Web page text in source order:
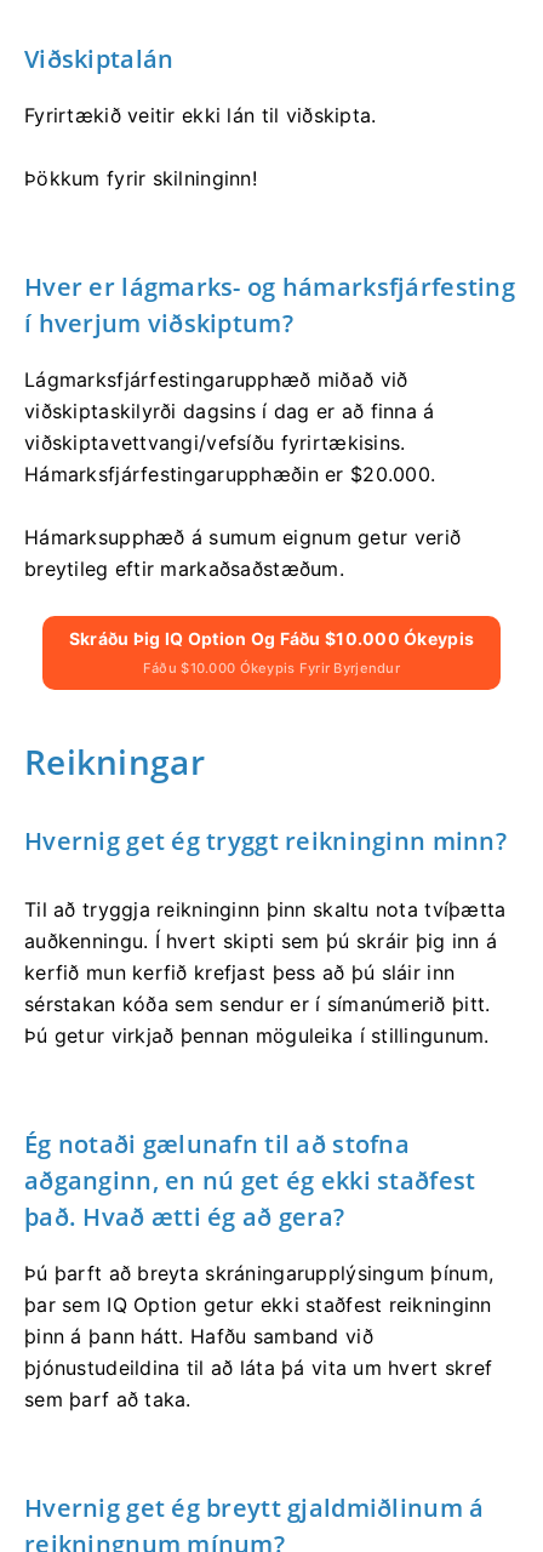
Viðskiptalán
Fyrirtækið veitir ekki lán til viðskipta.
Þökkum fyrir skilninginn!
Hver er lágmarks- og hámarksfjárfesting
í hverjum viðskiptum?
Lágmarksfjárfestingarupphæð miðað við
viðskiptaskilyrði dagsins í dag er að finna á
viðskiptavettvangi/vefsíðu fyrirtækisins.
Hámarksfjárfestingarupphæðin er $20.000.
Hámarksupphæð á sumum eignum getur verið
breytileg eftir markaðsaðstæðum.
Skráðu Þig IQ Option Og Fáðu $10.000 Ókeypis
Fáðu $10.000 Ókeypis Fyrir Byrjendur
Reikningar
Hvernig get ég tryggt reikninginn minn?
Til að tryggja reikninginn þinn skaltu nota tvíþætta
auðkenningu. Í hvert skipti sem þú skráir þig inn á
kerfið mun kerfið krefjast þess að þú sláir inn
sérstakan kóða sem sendur er í símanúmerið þitt.
Þú getur virkjað þennan möguleika í stillingunum.
Ég notaði gælunafn til að stofna
aðganginn, en nú get ég ekki staðfest
það. Hvað ætti ég að gera?
Þú þarft að breyta skráningarupplýsingum þínum,
þar sem IQ Option getur ekki staðfest reikninginn
þinn á þann hátt. Hafðu samband við
þjónustudeildina til að láta þá vita um hvert skref
sem þarf að taka.
Hvernig get ég breytt gjaldmiðlinum á
reikningnum mínum?